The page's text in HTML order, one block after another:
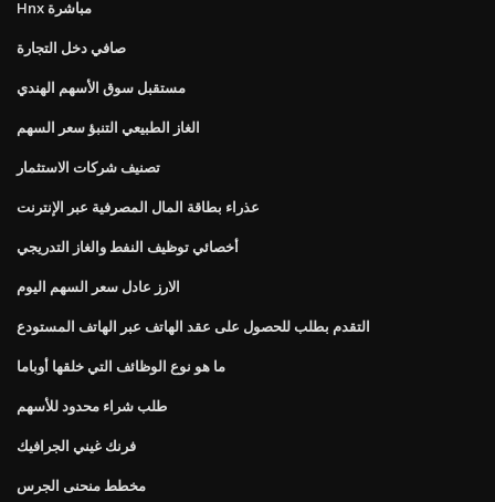
Hnx مباشرة
صافي دخل التجارة
مستقبل سوق الأسهم الهندي
الغاز الطبيعي التنبؤ سعر السهم
تصنيف شركات الاستثمار
عذراء بطاقة المال المصرفية عبر الإنترنت
أخصائي توظيف النفط والغاز التدريجي
الارز عادل سعر السهم اليوم
التقدم بطلب للحصول على عقد الهاتف عبر الهاتف المستودع
ما هو نوع الوظائف التي خلقها أوباما
طلب شراء محدود للأسهم
فرنك غيني الجرافيك
مخطط منحنى الجرس